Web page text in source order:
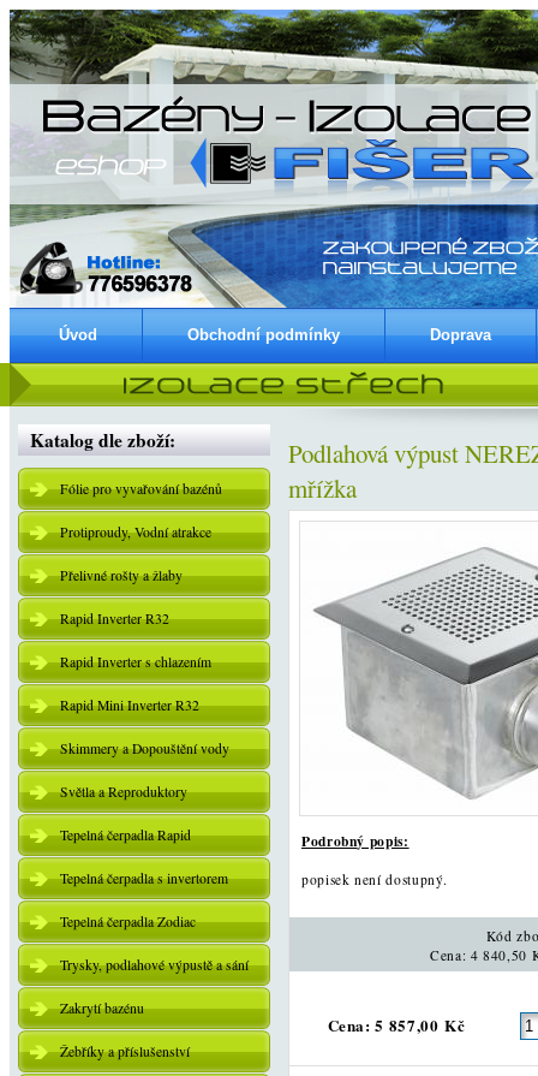
Úvod Obchodní podmínky Doprava
Katalog dle zboží:
Fólie pro vyvařování bazénů
Protiproudy, Vodní atrakce
Přelivné rošty a žlaby
Rapid Inverter R32
Rapid Inverter s chlazením
Rapid Mini Inverter R32
Skimmery a Dopouštění vody
Světla a Reproduktory
Tepelná čerpadla Rapid
Tepelná čerpadla s invertorem
Tepelná čerpadla Zodiac
Trysky, podlahové výpustě a sání
Zakrytí bazénu
Žebříky a příslušenství
Podlahová výpust
mřížka
Podrobný popis:
popisek není dostupný.
Kód
Cena: 4 840,50
Cena: 5 857,00 Kč